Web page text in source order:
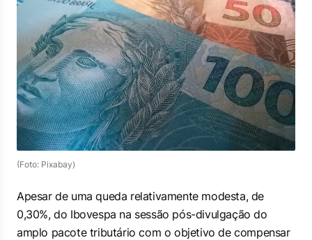
(Foto: Pixabay)
Apesar de uma queda relativamente modesta, de
0,30%, do Ibovespa na sessão pós-divulgação do
amplo pacote tributário com o objetivo de compensar